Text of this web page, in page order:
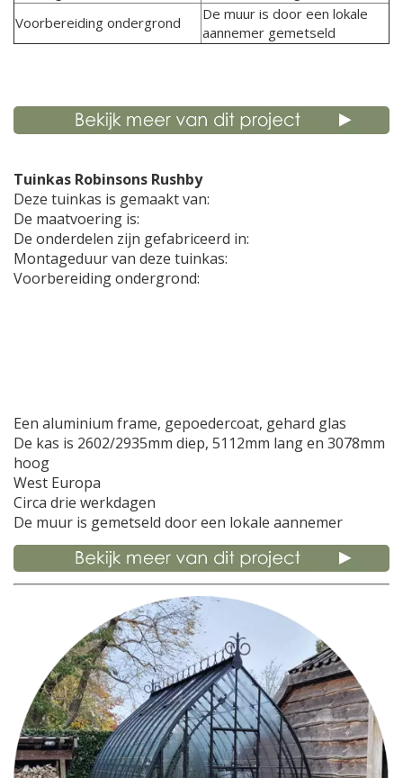
Voorbereiding ondergrond
De muur is door een lokale
aannemer gemetseld
Tuinkas Robinsons Rushby
Deze tuinkas is gemaakt van:
De maatvoering is:
De onderdelen zijn gefabriceerd in:
Montageduur van deze tuinkas:
Voorbereiding ondergrond:
Een aluminium frame, gepoedercoat, gehard glas
De kas is 2602/2935mm diep, 5112mm lang en 3078mm
hoog
West Europa
Circa drie werkdagen
De muur is gemetseld door een lokale aannemer